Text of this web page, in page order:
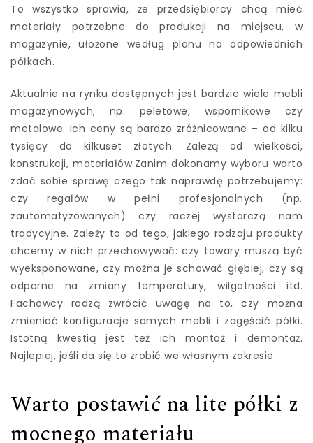
To wszystko sprawia, że przedsiębiorcy chcą mieć
materiały potrzebne do produkcji na miejscu, w
magazynie, ułożone według planu na odpowiednich
półkach.
Aktualnie na rynku dostępnych jest bardzie wiele mebli
magazynowych, np. peletowe, wspornikowe czy
metalowe. Ich ceny są bardzo zróżnicowane – od kilku
tysięcy do kilkuset złotych. Zależą od wielkości,
konstrukcji, materiałów.Zanim dokonamy wyboru warto
zdać sobie sprawę czego tak naprawdę potrzebujemy:
czy regałów w pełni profesjonalnych (np.
zautomatyzowanych) czy raczej wystarczą nam
tradycyjne. Zależy to od tego, jakiego rodzaju produkty
chcemy w nich przechowywać: czy towary muszą być
wyeksponowane, czy można je schować głębiej, czy są
odporne na zmiany temperatury, wilgotności itd.
Fachowcy radzą zwrócić uwagę na to, czy można
zmieniać konfiguracje samych mebli i zagęścić półki.
Istotną kwestią jest też ich montaż i demontaż.
Najlepiej, jeśli da się to zrobić we własnym zakresie.
Warto postawić na lite półki z
mocnego materiału